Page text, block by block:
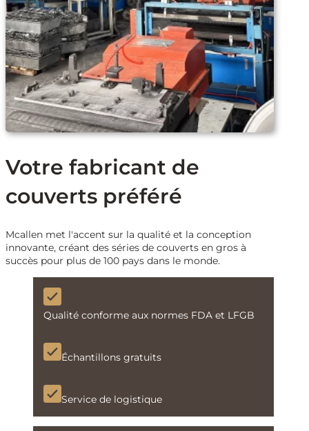
Votre fabricant de
couverts préféré
Mcallen met l'accent sur la qualité et la conception
innovante, créant des séries de couverts en gros à
succès pour plus de 100 pays dans le monde.
Qualité conforme aux normes FDA et LFGB
Échantillons gratuits
Service de logistique